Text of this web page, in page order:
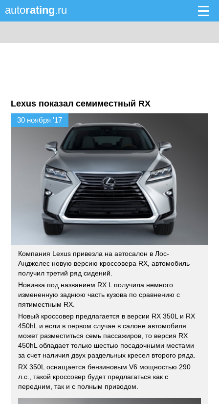
autorating.ru
Lexus показал семиместный RX
30 ноября '17
Компания Lexus привезла на автосалон в Лос-
Анджелес новую версию кроссовера RX, автомобиль
получил третий ряд сидений.
Новинка под названием RX L получила немного
измененную заднюю часть кузова по сравнению с
пятиместным RX.
Новый кроссовер предлагается в версии RX 350L и RX
450hL и если в первом случае в салоне автомобиля
может разместиться семь пассажиров, то версия RX
450hL обладает только шестью посадочными местами
за счет наличия двух раздельных кресел второго ряда.
RX 350L оснащается бензиновым V6 мощностью 290
л.с., такой кроссовер будет предлагаться как с
передним, так и с полным приводом.